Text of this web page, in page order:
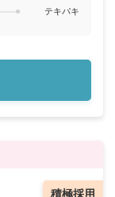
テキパキ
積極採用